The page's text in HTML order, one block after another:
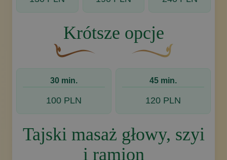
Krótsze opcje
30 min.
100 PLN
45 min.
120 PLN
Tajski masaż głowy, szyi
i ramion